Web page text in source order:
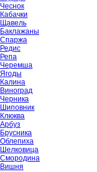
Чеснок
Кабачки
Щавель
Баклажаны
Спаржа
Редис
Репа
Черемша
Ягоды
Калина
Виноград
Черника
Шиповник
Клюква
Арбуз
Брусника
Облепиха
Шелковица
Смородина
Вишня